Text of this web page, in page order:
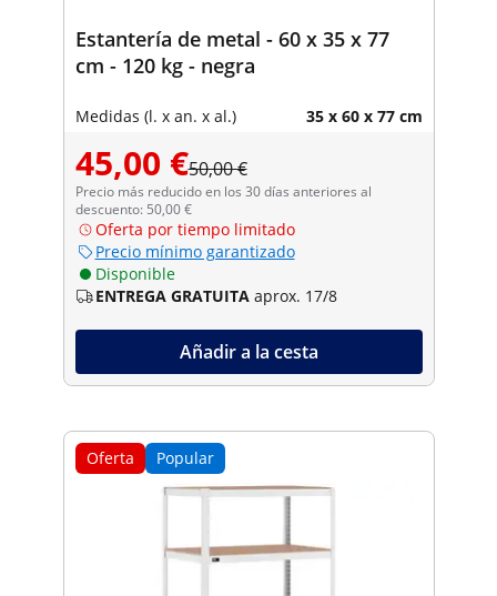
Estantería de metal - 60 x 35 x 77
cm - 120 kg - negra
Medidas (l. x an. x al.) 35 x 60 x 77 cm
45,00 €50,00 €
Precio más reducido en los 30 días anteriores al
descuento: 50,00 €
Oferta por tiempo limitado
Precio mínimo garantizado
Disponible
ENTREGA GRATUITA aprox. 17/8
Añadir a la cesta
Oferta Popular